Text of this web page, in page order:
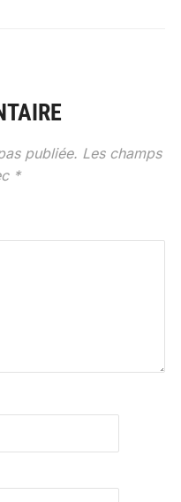
publiée. Les champs
*